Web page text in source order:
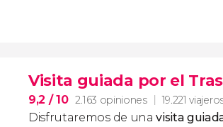
Visita guiada por el
9,2 / 10 2.163 opiniones 19.221
Disfrutaremos de unavisita